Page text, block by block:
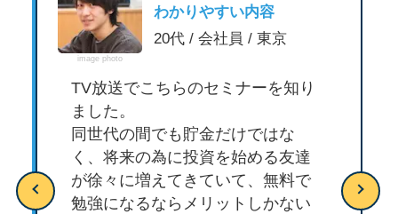
image photo
わかりやすい内容
20代 / 会社員 / 東京
TV放送でこちらのセミナーを知り
ました。
同世代の間でも貯金だけではな
く、将来の為に投資を始める友達
が徐々に増えてきていて、無料で
勉強になるならメリットしかない